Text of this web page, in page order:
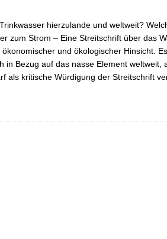
hierzulande und weltweit?
zum Strom – Eine Streitschrift über das
und ökologischer Hinsicht.
in Bezug auf das nasse Element weltweit,
als kritische Würdigung der Streitschrift